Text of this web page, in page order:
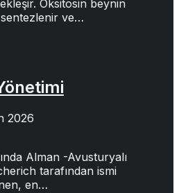
Oksitosin beynin
ve…
2026
Alman -Avusturyalı
tarafından ismi
en…